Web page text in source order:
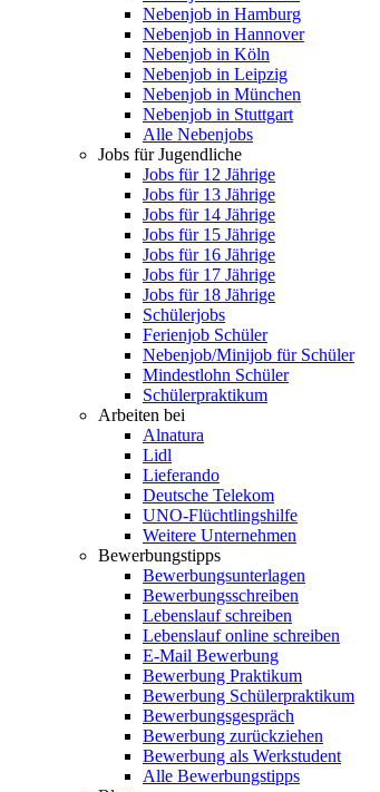
Nebenjob in Hamburg
Nebenjob in Hannover
Nebenjob in Köln
Nebenjob in Leipzig
Nebenjob in München
Nebenjob in Stuttgart
Alle Nebenjobs
Jobs für Jugendliche
Jobs für 12 Jährige
Jobs für 13 Jährige
Jobs für 14 Jährige
Jobs für 15 Jährige
Jobs für 16 Jährige
Jobs für 17 Jährige
Jobs für 18 Jährige
Schülerjobs
Ferienjob Schüler
Nebenjob/Minijob für Schüler
Mindestlohn Schüler
Schülerpraktikum
Arbeiten bei
Alnatura
Lidl
Lieferando
Deutsche Telekom
UNO-Flüchtlingshilfe
Weitere Unternehmen
Bewerbungstipps
Bewerbungsunterlagen
Bewerbungsschreiben
Lebenslauf schreiben
Lebenslauf online schreiben
E-Mail Bewerbung
Bewerbung Praktikum
Bewerbung Schülerpraktikum
Bewerbungsgespräch
Bewerbung zurückziehen
Bewerbung als Werkstudent
Alle Bewerbungstipps